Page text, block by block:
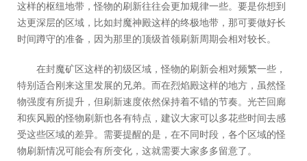
这样的枢纽地带，怪物的刷新往往会更加规律一些。要是你想到
达更深层的区域，比如封魔神殿这样的终极地带，那可要做好长
时间蹲守的准备，因为那里的顶级首领刷新周期会相对较长。
在封魔矿区这样的初级区域，怪物的刷新会相对频繁一些，
特别适合刚来这里发展的兄弟。而在烈焰殿这样的地方，虽然怪
物强度有所提升，但刷新速度依然保持着不错的节奏。光芒回廊
和疾风殿的怪物刷新也各有特点，建议大家可以多花些时间去感
受这些区域的差异。需要提醒的是，在不同时段，各个区域的怪
物刷新情况可能会有所变化，这就需要大家多多留意了。